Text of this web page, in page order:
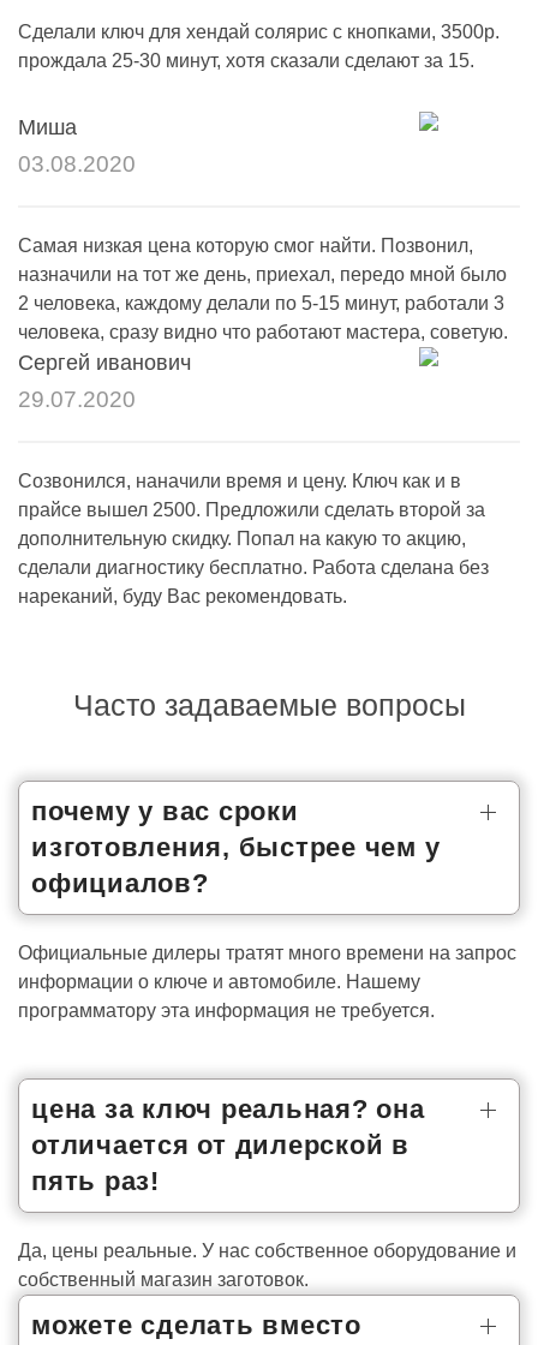
Сделали ключ для хендай солярис с кнопками, 3500р.
прождала 25-30 минут, хотя сказали сделают за 15.
Миша
03.08.2020
Самая низкая цена которую смог найти. Позвонил,
назначили на тот же день, приехал, передо мной было
2 человека, каждому делали по 5-15 минут, работали 3
человека, сразу видно что работают мастера, советую.
Сергей иванович
29.07.2020
Созвонился, наначили время и цену. Ключ как и в
прайсе вышел 2500. Предложили сделать второй за
дополнительную скидку. Попал на какую то акцию,
сделали диагностику бесплатно. Работа сделана без
нареканий, буду Вас рекомендовать.
Часто задаваемые вопросы
почему у вас сроки
изготовления, быстрее чем у
официалов?
Официальные дилеры тратят много времени на запрос
информации о ключе и автомобиле. Нашему
программатору эта информация не требуется.
цена за ключ реальная? она
отличается от дилерской в
пять раз!
Да, цены реальные. У нас собственное оборудование и
собственный магазин заготовок.
можете сделать вместо